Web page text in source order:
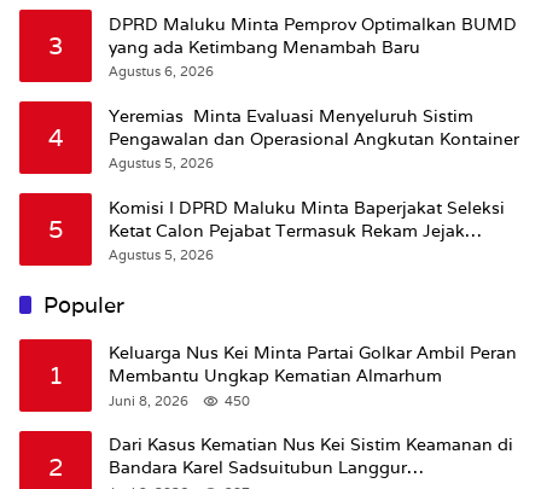
3
DPRD Maluku Minta Pemprov Optimalkan BUMD
yang ada Ketimbang Menambah Baru
Agustus 6, 2026
4
Yeremias Minta Evaluasi Menyeluruh Sistim
Pengawalan dan Operasional Angkutan Kontainer
Agustus 5, 2026
5
Komisi I DPRD Maluku Minta Baperjakat Seleksi
Ketat Calon Pejabat Termasuk Rekam Jejak
Hukum
Agustus 5, 2026
Populer
1
Keluarga Nus Kei Minta Partai Golkar Ambil Peran
Membantu Ungkap Kematian Almarhum
Juni 8, 2026 450
2
Dari Kasus Kematian Nus Kei Sistim Keamanan di
Bandara Karel Sadsuitubun Langgur